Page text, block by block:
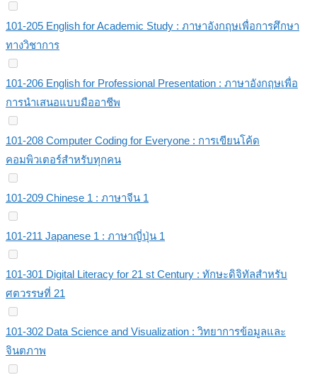
101-205 English for Academic Study : ภาษาอังกฤษเพื่อการศึกษา
ทางวิชาการ
101-206 English for Professional Presentation : ภาษาอังกฤษเพื่อ
การนำเสนอแบบมืออาชีพ
101-208 Computer Coding for Everyone : การเขียนโค้ด
คอมพิวเตอร์สำหรับทุกคน
101-209 Chinese 1 : ภาษาจีน 1
101-211 Japanese 1 : ภาษาญี่ปุ่น 1
101-301 Digital Literacy for 21 st Century : ทักษะดิจิทัลสำหรับ
ศตวรรษที่ 21
101-302 Data Science and Visualization : วิทยาการข้อมูลและ
จินตภาพ